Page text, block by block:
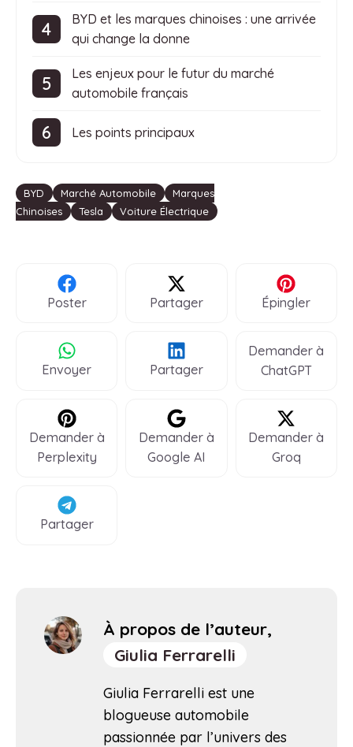
BYD et les marques chinoises : une arrivée
qui change la donne
Les enjeux pour le futur du marché
automobile français
Les points principaux
Étiquettes
BYD Marché Automobile
Marques
Chinoises
Tesla Voiture Électrique
Poster Partager Épingler
Envoyer Partager
Demander à
ChatGPT
Demander à
Perplexity
Demander à
Google AI
Demander à
Groq
Partager
À propos de l’auteur,
Giulia Ferrarelli
Giulia Ferrarelli est une
blogueuse automobile
passionnée par l’univers des